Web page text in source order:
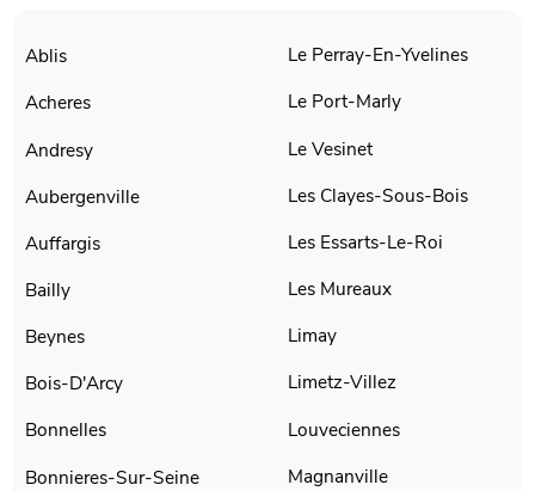
Ablis
Acheres
Andresy
Aubergenville
Auffargis
Bailly
Beynes
Bois-D'Arcy
Bonnelles
Bonnieres-Sur-Seine
Le Perray-En-Yvelines
Le Port-Marly
Le Vesinet
Les Clayes-Sous-Bois
Les Essarts-Le-Roi
Les Mureaux
Limay
Limetz-Villez
Louveciennes
Magnanville